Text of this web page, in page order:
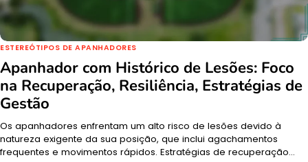
ESTEREÓTIPOS DE APANHADORES
Apanhador com Histórico de Lesões: Foco
na Recuperação, Resiliência, Estratégias de
Gestão
Os apanhadores enfrentam um alto risco de lesões devido à
natureza exigente da sua posição, que inclui agachamentos
frequentes e movimentos rápidos. Estratégias de recuperação…